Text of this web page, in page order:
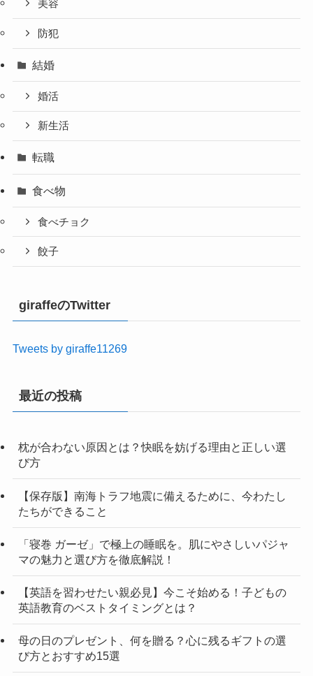
美容
防犯
結婚
婚活
新生活
転職
食べ物
食べチョク
餃子
giraffeのTwitter
Tweets by giraffe11269
最近の投稿
枕が合わない原因とは？快眠を妨げる理由と正しい選
び方
【保存版】南海トラフ地震に備えるために、今わたし
たちができること
「寝巻 ガーゼ」で極上の睡眠を。肌にやさしいパジャ
マの魅力と選び方を徹底解説！
【英語を習わせたい親必見】今こそ始める！子どもの
英語教育のベストタイミングとは？
母の日のプレゼント、何を贈る？心に残るギフトの選
び方とおすすめ15選